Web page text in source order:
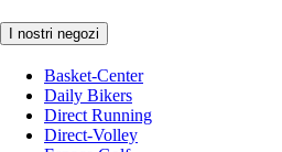
I nostri negozi
Basket-Center
Daily Bikers
Direct Running
Direct-Volley